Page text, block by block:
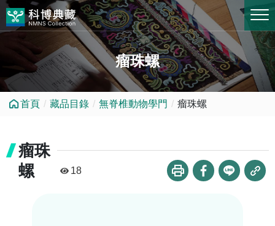
跳到中央內容區塊
瘤珠螺
首頁 藏品目錄 無脊椎動物學門 瘤珠螺
瘤珠
螺
18